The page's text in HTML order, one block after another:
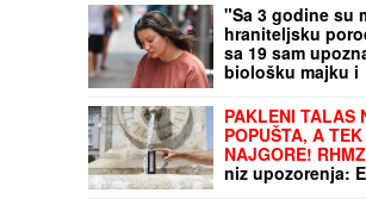
"Sa 3 godine su
hraniteljsku
sa 19 sam
biološku majku i
PRETRNULA":
žene o potrazi za
korenima koja
završila kao u
PAKLENI TALAS
POPUŠTA, A
NAJGORE! RHMZ
niz upozorenja:
će grmeti, a gde